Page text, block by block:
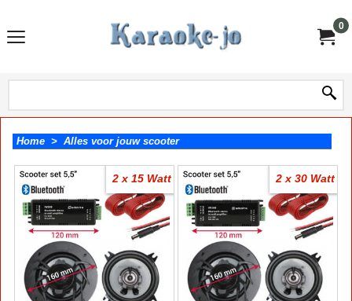
0
Home > Alles voor jouw scooter
2 x 15 Watt 2 x 30 Watt